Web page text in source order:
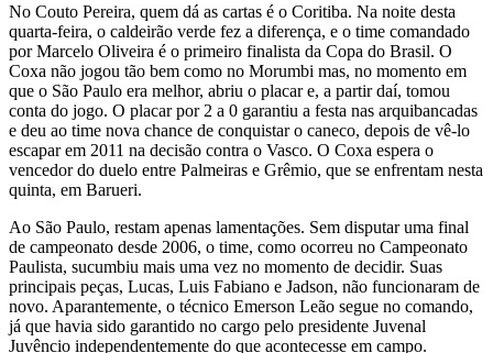
No Couto Pereira, quem dá as cartas é o Coritiba. Na noite desta
quarta-feira, o caldeirão verde fez a diferença, e o time comandado
por Marcelo Oliveira é o primeiro finalista da Copa do Brasil. O
Coxa não jogou tão bem como no Morumbi mas, no momento em
que o São Paulo era melhor, abriu o placar e, a partir daí, tomou
conta do jogo. O placar por 2 a 0 garantiu a festa nas arquibancadas
e deu ao time nova chance de conquistar o caneco, depois de vê-lo
escapar em 2011 na decisão contra o Vasco. O Coxa espera o
vencedor do duelo entre Palmeiras e Grêmio, que se enfrentam nesta
quinta, em Barueri.
Ao São Paulo, restam apenas lamentações. Sem disputar uma final
de campeonato desde 2006, o time, como ocorreu no Campeonato
Paulista, sucumbiu mais uma vez no momento de decidir. Suas
principais peças, Lucas, Luis Fabiano e Jadson, não funcionaram de
novo. Aparantemente, o técnico Emerson Leão segue no comando,
já que havia sido garantido no cargo pelo presidente Juvenal
Juvêncio independentemente do que acontecesse em campo.